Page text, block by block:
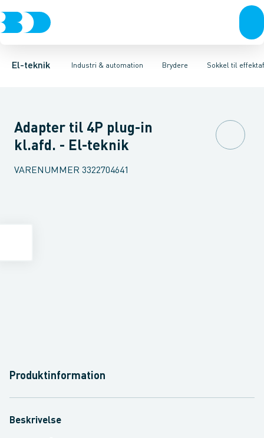
El-teknik Industri & automation
Afbrydere, stikkontakter & lampeudtagForgreningsmateriel
Brydere
Industristiksystemer Frekvensomformere og softstartere
Sokkel til
Motorbetjening for effektafbryder Ombygningssæt til
Adapter til 4P plug-in
kl.afd. - El-teknik
VARENUMMER 3322704641
Produktinformation
Beskrivelse